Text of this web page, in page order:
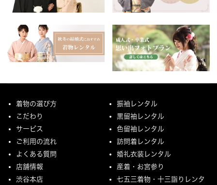
着物の選び方
こだわり
サービス
ご利用の流れ
よくある質問
店舗情報
渋谷本店
振袖レンタル
黒留袖レンタル
色留袖レンタル
訪問着レンタル
婚礼衣装レンタル
産着・お宮参り
七五三着物・十三詣りレンタ